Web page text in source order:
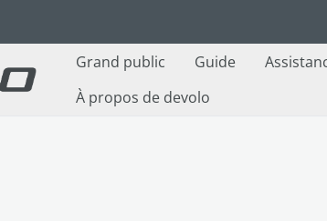
Grand public Guide
À propos de devolo